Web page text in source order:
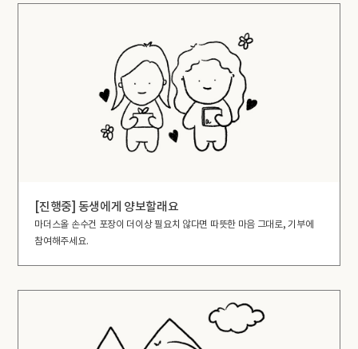
[진행중] 동생에게 양보할래요
마더스올 손수건 포장이 더이상 필요치 않다면 따뜻한 마음 그대로, 기부에
참여해주세요.